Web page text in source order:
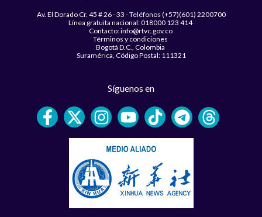
Av. El Dorado Cr. 45 # 26 - 33 - Teléfonos (+57)(601) 2200700
Línea gratuita nacional: 018000 123 414
Contacto: info@rtvc.gov.co
Términos y condiciones
Bogotá D.C., Colombia
Suramérica, Código Postal: 111321
Síguenos en